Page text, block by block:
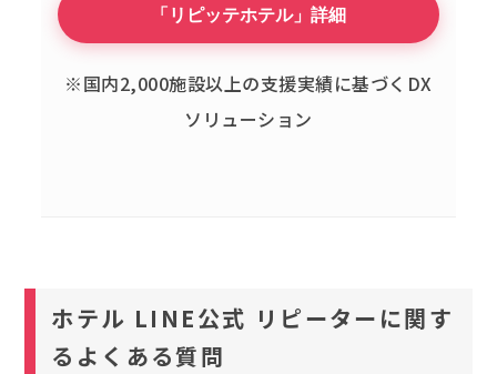
「リピッテホテル」詳細
※国内2,000施設以上の支援実績に基づくDX
ソリューション
ホテル LINE公式 リピーターに関す
るよくある質問